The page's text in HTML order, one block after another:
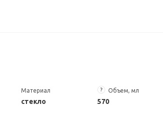
Материал
стекло
? Объем, мл
570